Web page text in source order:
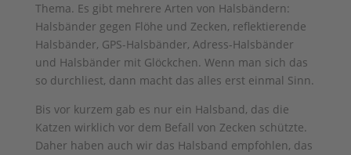
Thema. Es gibt mehrere Arten von Halsbändern:
Halsbänder gegen Flöhe und Zecken, reflektierende
Halsbänder, GPS-Halsbänder, Adress-Halsbänder
und Halsbänder mit Glöckchen. Wenn man sich das
so durchliest, dann macht das alles erst einmal Sinn.
Bis vor kurzem gab es nur ein Halsband, das die
Katzen wirklich vor dem Befall von Zecken schützte.
Daher haben auch wir das Halsband empfohlen, das